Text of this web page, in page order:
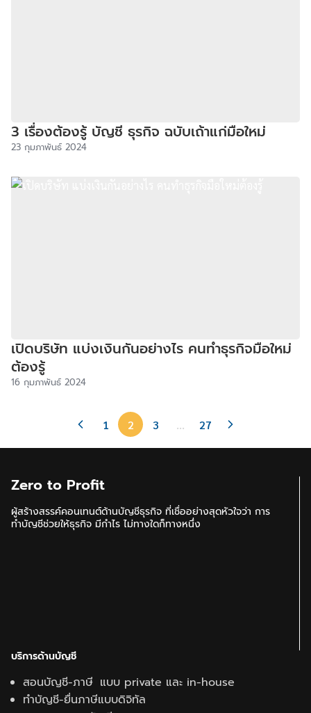
3 เรื่องต้องรู้ บัญชี ธุรกิจ ฉบับเถ้าแก่มือใหม่
23 กุมภาพันธ์ 2024
เปิดบริษัท แบ่งเงินกันอย่างไร คนทำธุรกิจมือใหม่
ต้องรู้
16 กุมภาพันธ์ 2024
1 2 3 … 27
Zero to Profit
ผู้สร้างสรรค์คอนเทนต์ด้านบัญชีธุรกิจ ที่เชื่ออย่างสุดหัวใจว่า การ
ทำบัญชีช่วยให้ธุรกิจ มีกำไร ไม่ทางใดก็ทางหนึ่ง
บริการด้านบัญชี
สอนบัญชี-ภาษี แบบ private และ in-house
ทำบัญชี-ยื่นภาษีแบบดิจิทัล